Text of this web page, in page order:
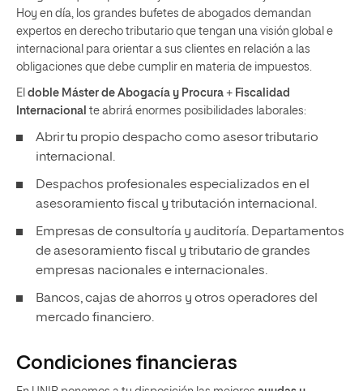
Hoy en día, los grandes bufetes de abogados demandan
expertos en derecho tributario que tengan una visión global e
internacional para orientar a sus clientes en relación a las
obligaciones que debe cumplir en materia de impuestos.
El doble Máster de Abogacía y Procura + Fiscalidad
Internacional te abrirá enormes posibilidades laborales:
Abrir tu propio despacho como asesor tributario
internacional.
Despachos profesionales especializados en el
asesoramiento fiscal y tributación internacional.
Empresas de consultoría y auditoría. Departamentos
de asesoramiento fiscal y tributario de grandes
empresas nacionales e internacionales.
Bancos, cajas de ahorros y otros operadores del
mercado financiero.
Condiciones financieras